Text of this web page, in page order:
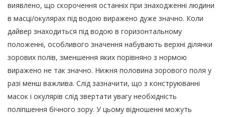
виявлено, що скорочення останніх при знаходженні людини
в масці/окулярах під водою виражено дуже значно. Коли
дайвер знаходиться під водою в горизонтальному
положенні, особливого значення набувають верхні ділянки
зорових полів, зменшення яких порівняно з нормою
виражено не так значно. Нижня половина зорового поля у
разі менш важлива. Слід зазначити, що з конструюванні
масок і окулярів слід звертати увагу необхідність
поліпшення бічного зору. У цьому відношенні можуть